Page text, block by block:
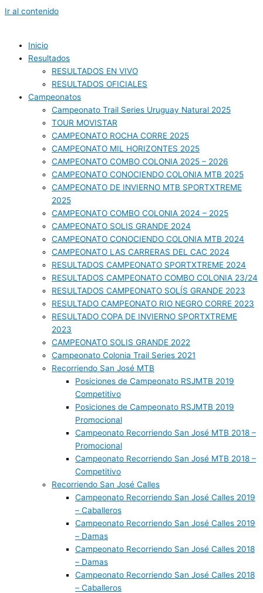
Ir al contenido
Inicio
Resultados
RESULTADOS EN VIVO
RESULTADOS OFICIALES
Campeonatos
Campeonato Trail Series Uruguay Natural 2025
TOUR MOVISTAR
CAMPEONATO ROCHA CORRE 2025
CAMPEONATO MIL HORIZONTES 2025
CAMPEONATO COMBO COLONIA 2025 – 2026
CAMPEONATO CONOCIENDO COLONIA MTB 2025
CAMPEONATO DE INVIERNO MTB SPORTXTREME
2025
CAMPEONATO COMBO COLONIA 2024 – 2025
CAMPEONATO SOLIS GRANDE 2024
CAMPEONATO CONOCIENDO COLONIA MTB 2024
CAMPEONATO LAS CARRERAS DEL CAC 2024
RESULTADOS CAMPEONATO SPORTXTREME 2024
RESULTADOS CAMPEONATO COMBO COLONIA 23/24
RESULTADOS CAMPEONATO SOLÍS GRANDE 2023
RESULTADO CAMPEONATO RIO NEGRO CORRE 2023
RESULTADO COPA DE INVIERNO SPORTXTREME
2023
CAMPEONATO SOLIS GRANDE 2022
Campeonato Colonia Trail Series 2021
Recorriendo San José MTB
Posiciones de Campeonato RSJMTB 2019
Competitivo
Posiciones de Campeonato RSJMTB 2019
Promocional
Campeonato Recorriendo San José MTB 2018 –
Promocional
Campeonato Recorriendo San José MTB 2018 –
Competitivo
Recorriendo San José Calles
Campeonato Recorriendo San José Calles 2019
– Caballeros
Campeonato Recorriendo San José Calles 2019
– Damas
Campeonato Recorriendo San José Calles 2018
– Damas
Campeonato Recorriendo San José Calles 2018
– Caballeros